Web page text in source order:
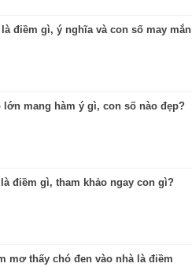
điềm gì, ý nghĩa và con số may mắn
lớn mang hàm ý gì, con số nào đẹp?
điềm gì, tham khảo ngay con gì?
mơ thấy chó đen vào nhà là điềm